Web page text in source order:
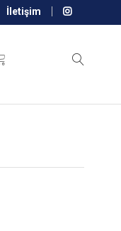
İletişim